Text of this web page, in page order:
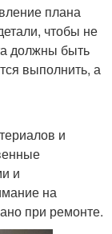
плана
чтобы не
должны быть
выполнить, а
и
и
на
при ремонте.